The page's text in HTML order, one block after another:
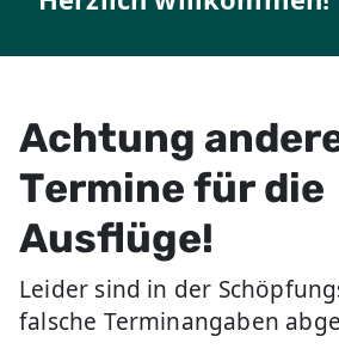
Achtung
Termine für die
Ausflüge!
Leider sind in der
falsche Terminangaben